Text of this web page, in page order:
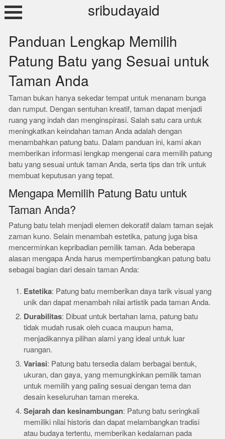
Skip
to
sribudayaid
Panduan Lengkap Memilih
Patung Batu yang Sesuai untuk
Taman Anda
Taman bukan hanya sekedar tempat untuk menanam bunga
dan rumput. Dengan sentuhan kreatif, taman dapat menjadi
ruang yang indah dan menginspirasi. Salah satu cara untuk
meningkatkan keindahan taman Anda adalah dengan
menambahkan patung batu. Dalam panduan ini, kami akan
memberikan informasi lengkap mengenai cara memilih patung
batu yang sesuai untuk taman Anda, serta tips dan trik untuk
membuat keputusan yang tepat.
Mengapa Memilih Patung Batu untuk
Taman Anda?
Patung batu telah menjadi elemen dekoratif dalam taman sejak
zaman kuno. Selain menambah estetika, patung juga bisa
mencerminkan kepribadian pemilik taman. Ada beberapa
alasan mengapa Anda harus mempertimbangkan patung batu
sebagai bagian dari desain taman Anda:
Estetika: Patung batu memberikan daya tarik visual yang
unik dan dapat menambah nilai artistik pada taman Anda.
Durabilitas: Dibuat untuk bertahan lama, patung batu
tidak mudah rusak oleh cuaca maupun hama,
menjadikannya pilihan alami yang ideal untuk luar
ruangan.
Variasi: Patung batu tersedia dalam berbagai bentuk,
ukuran, dan gaya, yang memungkinkan pemilik taman
untuk memilih yang paling sesuai dengan tema dan
desain keseluruhan taman mereka.
Sejarah dan kesinambungan: Patung batu seringkali
memiliki nilai historis dan dapat melambangkan tradisi
atau budaya tertentu, memberikan kedalaman pada